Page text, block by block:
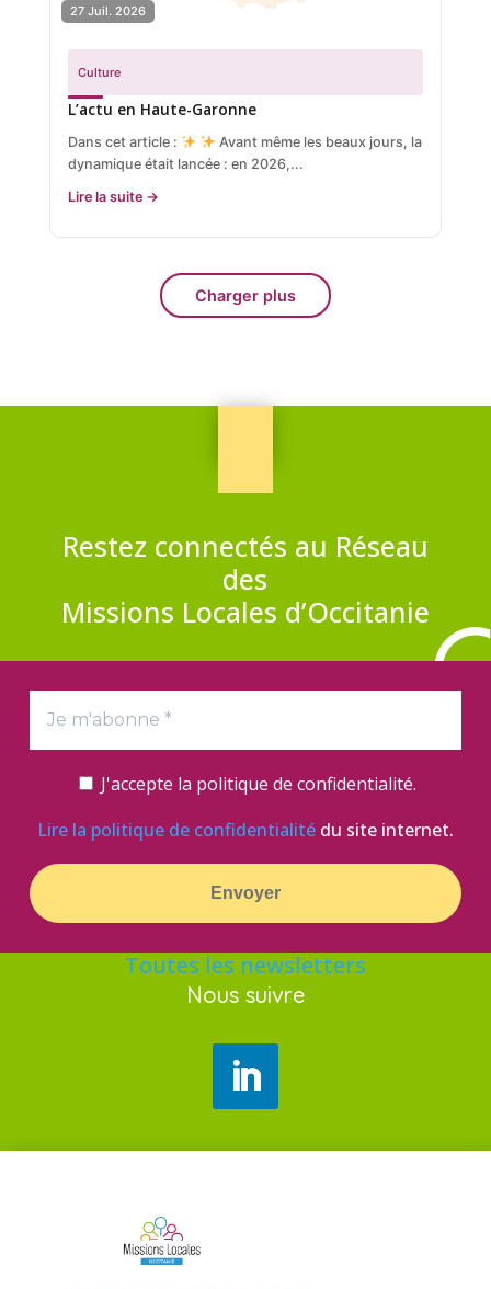
27 Juil. 2026
Culture
L’actu en Haute-Garonne
Dans cet article :
Avant même les beaux jours, la
dynamique était lancée : en 2026,...
Lire la suite →
Charger plus
Restez connectés au Réseau
des
Missions Locales d’Occitanie
J'accepte la politique de confidentialité.
Lire la politique de confidentialité du site internet.
Toutes les newsletters
Nous suivre